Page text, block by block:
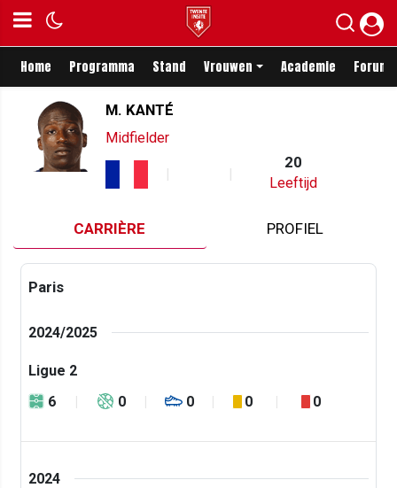
Home Programma Stand Vrouwen Academie Forum
M. KANTÉ
Midfielder
20
Leeftijd
CARRIÈRE PROFIEL
Paris
2024/2025
Ligue 2
6
0 0 0 0
2024